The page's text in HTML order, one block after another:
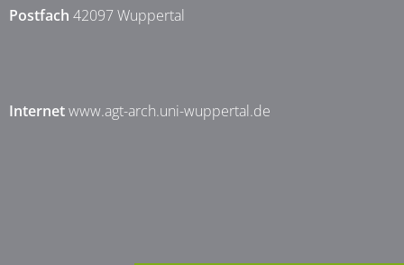
Postfach 42097 Wuppertal
Internetwww.agt-arch.uni-wuppertal.de